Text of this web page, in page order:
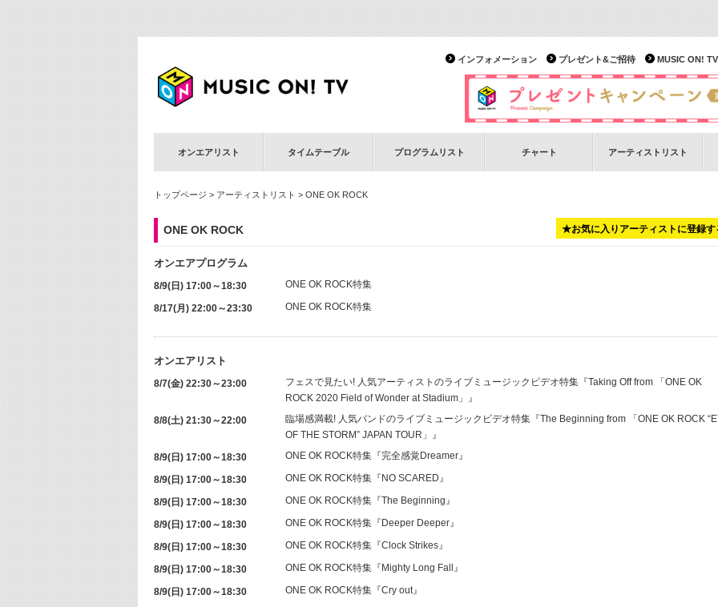
MUSIC ON!
プレゼント&ご招待
インフォメーション
オンエアリスト タイムテーブル プログラムリスト チャート アーティストリスト
トップページ > アーティストリスト > ONE OK ROCK
★お気に入りアーティストに登録す
ONE OK ROCK
オンエアプログラム
8/9(日) 17:00～18:30 ONE OK ROCK特集
8/17(月) 22:00～23:30 ONE OK ROCK特集
オンエアリスト
8/7(金) 22:30～23:00 フェスで見たい! 人気アーティストのライブミュージックビデオ特集 『Taking Off from 「ONE OK
ROCK 2020 Field of Wonder at Stadium」』
8/8(土) 21:30～22:00
臨場感満載! 人気バンドのライブミュージックビデオ特集 『The Beginning from 「ONE OK ROCK
OF THE STORM” JAPAN TOUR」』
8/9(日) 17:00～18:30
ONE OK ROCK特集 『完全感覚Dreamer』
8/9(日) 17:00～18:30 ONE OK ROCK特集 『NO SCARED』
8/9(日) 17:00～18:30 ONE OK ROCK特集 『The Beginning』
8/9(日) 17:00～18:30 ONE OK ROCK特集 『Deeper Deeper』
8/9(日) 17:00～18:30 ONE OK ROCK特集 『Clock Strikes』
8/9(日) 17:00～18:30 ONE OK ROCK特集 『Mighty Long Fall』
8/9(日) 17:00～18:30 ONE OK ROCK特集 『Cry out』